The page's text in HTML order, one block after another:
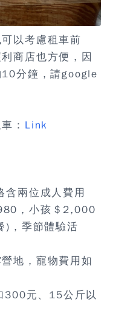
以考慮租車前
商店也方便，因
分鐘，請google
： Link
含兩位成人費用
，小孩＄2,000
)，季節體驗活
地，寵物費用如
300元、15公斤以